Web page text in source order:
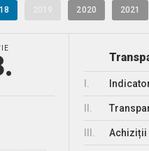
2020 2021
Achiziții